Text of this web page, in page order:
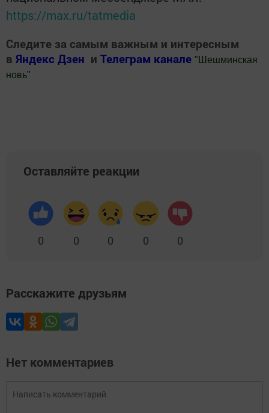
https://max.ru/tatmedia
Следите за самым важным и интересным
в Яндекс Дзен и Телеграм канале " Шешминская
новь"
Оставляйте реакции
0 0 0 0 0
Расскажите друзьям
Нет комментариев